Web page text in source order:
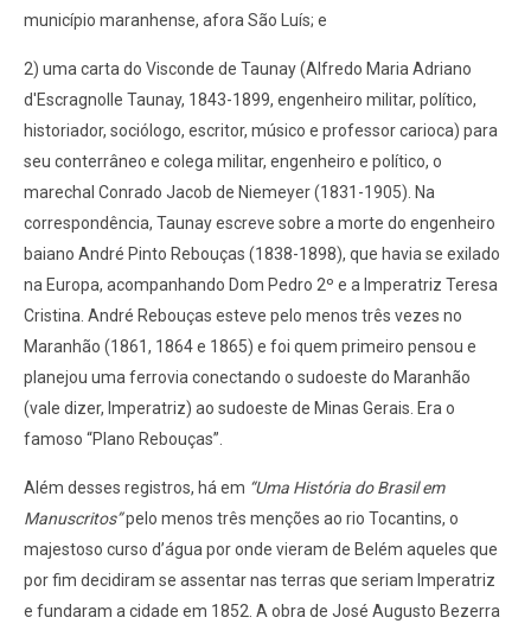
município maranhense, afora São Luís; e
2) uma carta do Visconde de Taunay (Alfredo Maria Adriano
d'Escragnolle Taunay, 1843-1899, engenheiro militar, político,
historiador, sociólogo, escritor, músico e professor carioca) para
seu conterrâneo e colega militar, engenheiro e político, o
marechal Conrado Jacob de Niemeyer (1831-1905). Na
correspondência, Taunay escreve sobre a morte do engenheiro
baiano André Pinto Rebouças (1838-1898), que havia se exilado
na Europa, acompanhando Dom Pedro 2º e a Imperatriz Teresa
Cristina. André Rebouças esteve pelo menos três vezes no
Maranhão (1861, 1864 e 1865) e foi quem primeiro pensou e
planejou uma ferrovia conectando o sudoeste do Maranhão
(vale dizer, Imperatriz) ao sudoeste de Minas Gerais. Era o
famoso “Plano Rebouças”.
Além desses registros, há em “Uma História do Brasil em
Manuscritos”pelo menos três menções ao rio Tocantins, o
majestoso curso d’água por onde vieram de Belém aqueles que
por fim decidiram se assentar nas terras que seriam Imperatriz
e fundaram a cidade em 1852. A obra de José Augusto Bezerra